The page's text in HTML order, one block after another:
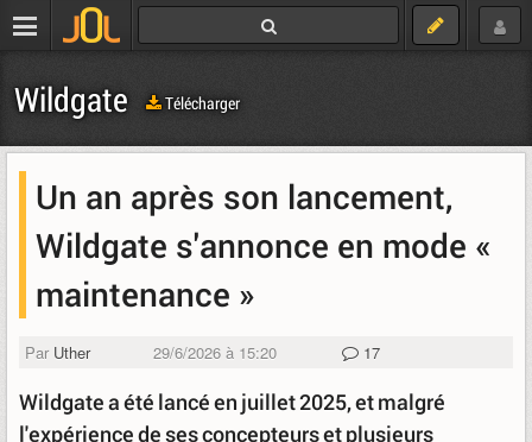
Wildgate Télécharger
Un an après son lancement,
Wildgate s'annonce en mode «
maintenance »
Par Uther 29/6/2026 à 15:20 17
Wildgate a été lancé en juillet 2025, et malgré
l'expérience de ses concepteurs et plusieurs